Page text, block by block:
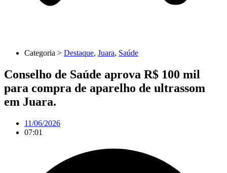
Categoria > Destaque, Juara, Saúde
Conselho de Saúde aprova R$ 100 mil
para compra de aparelho de ultrassom
em Juara.
11/06/2026
07:01